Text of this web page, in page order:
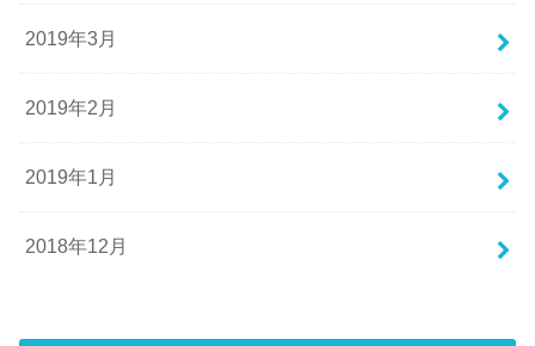
2019年3月
2019年2月
2019年1月
2018年12月